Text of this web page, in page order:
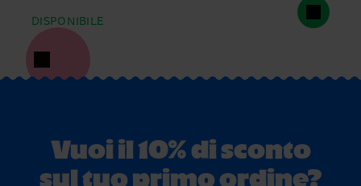
DISPONIBILE
Vuoi il 10% di sconto
sul tuo primo ordine?